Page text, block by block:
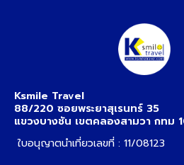
Ksmile Travel
88/220 ซอยพระยาสุเรนทร์ 35
แขวงบางชัน เขตคลองสามวา กทม
ใบอนุญาตนำเที่ยวเลขที่ : 11/08123